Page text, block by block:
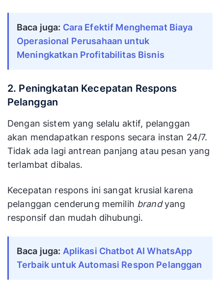
Baca juga: Cara Efektif Menghemat Biaya
Operasional Perusahaan untuk
Meningkatkan Profitabilitas Bisnis
2. Peningkatan Kecepatan Respons
Pelanggan
Dengan sistem yang selalu aktif, pelanggan
akan mendapatkan respons secara instan 24/7.
Tidak ada lagi antrean panjang atau pesan yang
terlambat dibalas.
Kecepatan respons ini sangat krusial karena
pelanggan cenderung memilih brandyang
responsif dan mudah dihubungi.
Baca juga: Aplikasi Chatbot AI WhatsApp
Terbaik untuk Automasi Respon Pelanggan